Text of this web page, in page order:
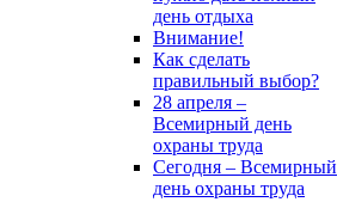
день отдыха
Внимание!
Как сделать
правильный выбор?
28 апреля –
Всемирный день
охраны труда
Сегодня – Всемирный
день охраны труда